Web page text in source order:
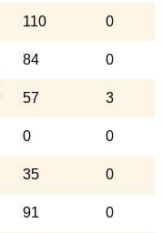
110
0
84
0
57
3
0
0
35
0
91
0